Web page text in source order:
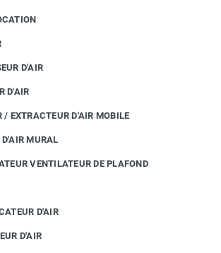
D'AIR
D'AIR
/ EXTRACTEUR D'AIR MOBILE
MURAL
VENTILATEUR DE PLAFOND
D'AIR
D'AIR